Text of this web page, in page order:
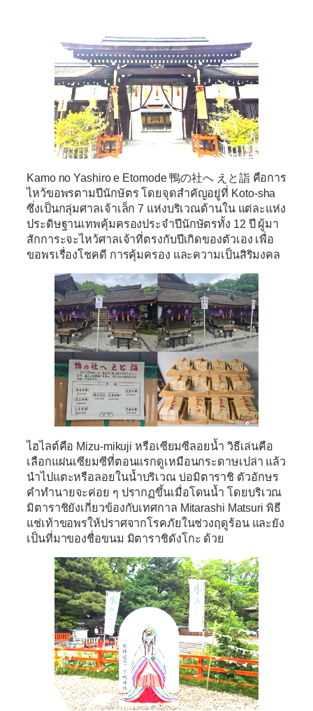
Kamo no Yashiro e Etomode 鴨の社へ えと詣 คือการ
ไหว้ขอพรตามปีนักษัตร โดยจุดสำคัญอยู่ที่ Koto-sha
ซึ่งเป็นกลุ่มศาลเจ้าเล็ก 7 แห่งบริเวณด้านใน แต่ละแห่ง
ประดิษฐานเทพคุ้มครองประจำปีนักษัตรทั้ง 12 ปี ผู้มา
สักการะจะไหว้ศาลเจ้าที่ตรงกับปีเกิดของตัวเอง เพื่อ
ขอพรเรื่องโชคดี การคุ้มครอง และความเป็นสิริมงคล
ไฮไลต์คือ Mizu-mikuji หรือเซียมซีลอยน้ำ วิธีเล่นคือ
เลือกแผ่นเซียมซีที่ตอนแรกดูเหมือนกระดาษเปล่า แล้ว
นำไปแตะหรือลอยในน้ำบริเวณ บ่อมิตาราชิ ตัวอักษร
คำทำนายจะค่อย ๆ ปรากฏขึ้นเมื่อโดนน้ำ โดยบริเวณ
มิตาราชิยังเกี่ยวข้องกับเทศกาล Mitarashi Matsuri พิธี
แช่เท้าขอพรให้ปราศจากโรคภัยในช่วงฤดูร้อน และยัง
เป็นที่มาของชื่อขนม มิตาราชิดังโกะ ด้วย